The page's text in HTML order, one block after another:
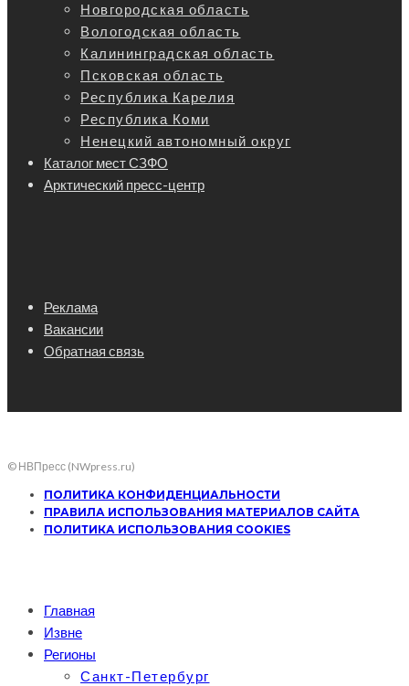
Новгородская область
Вологодская область
Калининградская область
Псковская область
Республика Карелия
Республика Коми
Ненецкий автономный округ
Каталог мест СЗФО
Арктический пресс-центр
Реклама
Вакансии
Обратная связь
© НВПресс (NWpress.ru)
ПОЛИТИКА КОНФИДЕНЦИАЛЬНОСТИ
ПРАВИЛА ИСПОЛЬЗОВАНИЯ МАТЕРИАЛОВ САЙТА
ПОЛИТИКА ИСПОЛЬЗОВАНИЯ COOKIES
Главная
Извне
Регионы
Санкт-Петербург